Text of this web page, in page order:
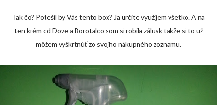
Tak čo? Potešil by Vás tento box? Ja určite využijem všetko. A na
ten krém od Dove a Borotalco som si robila zálusk takže si to už
môžem vyškrtnúť zo svojho nákupného zoznamu.